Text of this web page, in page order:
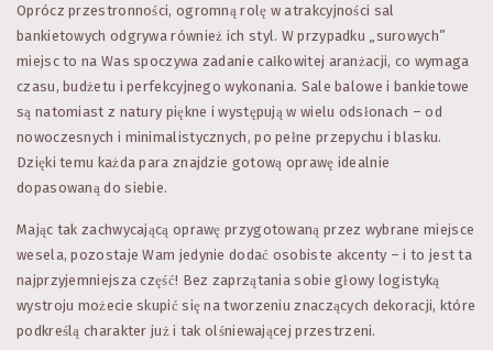
Oprócz przestronności, ogromną rolę w atrakcyjności sal
bankietowych odgrywa również ich styl. W przypadku „surowych”
miejsc to na Was spoczywa zadanie całkowitej aranżacji, co wymaga
czasu, budżetu i perfekcyjnego wykonania. Sale balowe i bankietowe
są natomiast z natury piękne i występują w wielu odsłonach – od
nowoczesnych i minimalistycznych, po pełne przepychu i blasku.
Dzięki temu każda para znajdzie gotową oprawę idealnie
dopasowaną do siebie.
Mając tak zachwycającą oprawę przygotowaną przez wybrane miejsce
wesela, pozostaje Wam jedynie dodać osobiste akcenty – i to jest ta
najprzyjemniejsza część! Bez zaprzątania sobie głowy logistyką
wystroju możecie skupić się na tworzeniu znaczących dekoracji, które
podkreślą charakter już i tak olśniewającej przestrzeni.